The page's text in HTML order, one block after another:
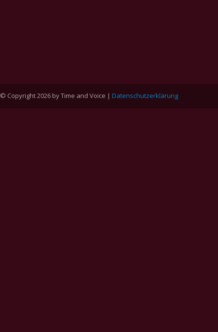
© Copyright 2026 by Time and Voice | Datenschutzerklärung